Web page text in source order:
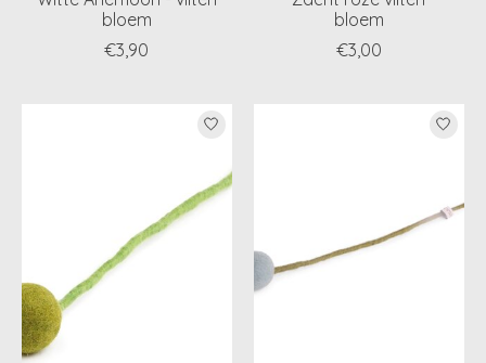
bloem
€3,90
bloem
€3,00